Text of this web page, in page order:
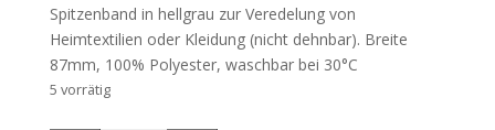
Spitzenband in hellgrau zur Veredelung von
Heimtextilien oder Kleidung (nicht dehnbar). Breite
87mm, 100% Polyester, waschbar bei 30°C
5 vorrätig